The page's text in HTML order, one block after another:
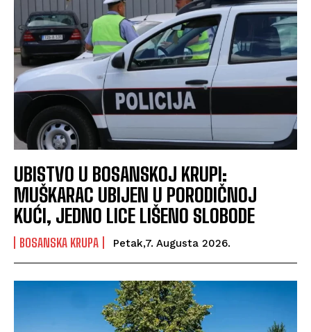
UBISTVO U BOSANSKOJ KRUPI:
MUŠKARAC UBIJEN U PORODIČNOJ
KUĆI, JEDNO LICE LIŠENO SLOBODE
BOSANSKA KRUPA Petak,7. Augusta 2026.